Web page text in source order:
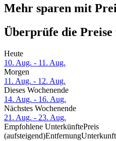
Mehr sparen mit
Überprüfe die Preise
Heute
10. Aug. - 11. Aug.
Morgen
11. Aug. - 12. Aug.
Dieses Wochenende
14. Aug. - 16. Aug.
Nächstes Wochenende
21. Aug. - 23. Aug.
Empfohlene UnterkünftePreis
(aufsteigend)Entfernung